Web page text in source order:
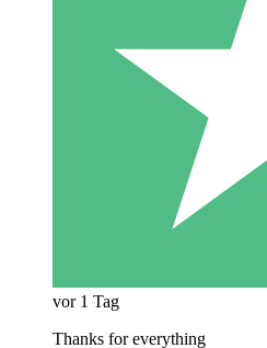
vor 1 Tag
Thanks for everything